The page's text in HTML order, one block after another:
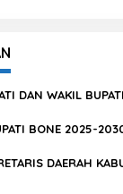
DAN WAKIL
BONE 2025-
DAERAH